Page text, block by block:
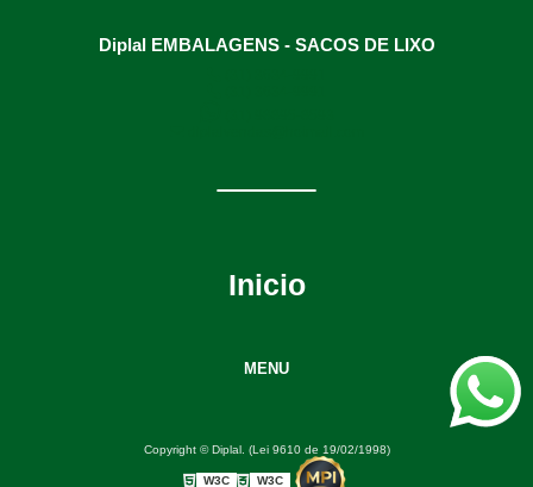
Diplal EMBALAGENS - SACOS DE LIXO
Inicio
MENU
Copyright © Diplal. (Lei 9610 de 19/02/1998)
W3C W3C